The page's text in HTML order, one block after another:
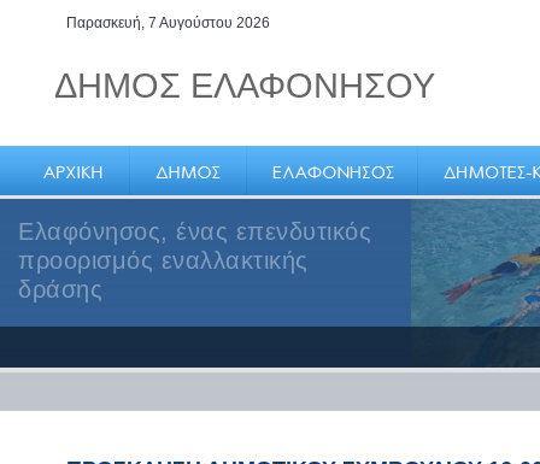
Παρασκευή, 7 Αυγούστου 2026
ΔΗΜΟΣ ΕΛΑΦΟΝΗΣΟΥ
Ελαφόνησος, ένας επενδυτικός
προορισμός εναλλακτικής
δράσης